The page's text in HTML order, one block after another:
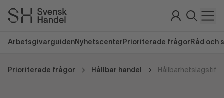
Arbetsgivarguiden Nyhetscenter Prioriterade frågor Råd och
Prioriterade frågor Hållbar handel